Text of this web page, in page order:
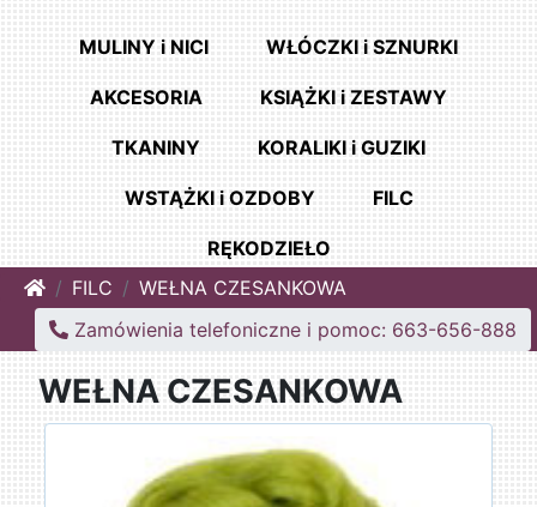
MULINY i NICI WŁÓCZKI i SZNURKI
AKCESORIA KSIĄŻKI i ZESTAWY
TKANINY KORALIKI i GUZIKI
WSTĄŻKI i OZDOBY FILC
RĘKODZIEŁO
Home
FILC
WEŁNA CZESANKOWA
Zamówienia telefoniczne i pomoc: 663-656-888
WEŁNA CZESANKOWA